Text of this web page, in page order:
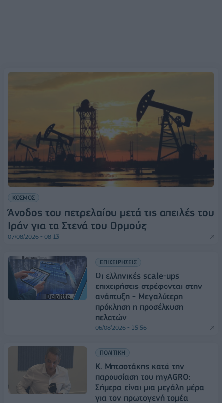
ΚΟΣΜΟΣ
Άνοδος του πετρελαίου μετά τις απειλές του
Ιράν για τα Στενά του Ορμούζ
07/08/2026 - 08:13
ΕΠΙΧΕΙΡΗΣΕΙΣ
Οι ελληνικές scale-ups
επιχειρήσεις στρέφονται στην
ανάπτυξη - Μεγαλύτερη
πρόκληση η προσέλκυση
πελατών
06/08/2026 - 15:56
ΠΟΛΙΤΙΚΗ
Κ. Μητσοτάκης κατά την
παρουσίαση του myAGRO:
Σήμερα είναι μια μεγάλη μέρα
για τον πρωτογενή τομέα